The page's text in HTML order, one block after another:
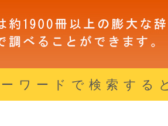
ワードで検索する